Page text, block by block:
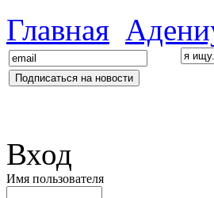
Главная
Вход
Имя пользователя